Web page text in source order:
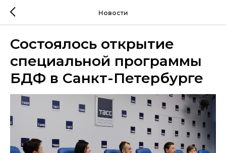
Новости
Состоялось открытие
специальной программы
БДФ в Санкт-Петербурге